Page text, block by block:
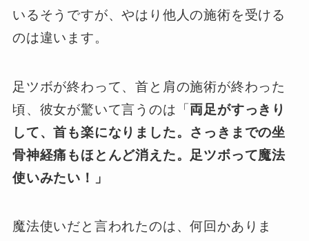
いるそうですが、やはり他人の施術を受ける
のは違います。
足ツボが終わって、首と肩の施術が終わった
頃、彼女が驚いて言うのは「両足がすっきり
して、首も楽になりました。 さっきまでの坐
骨神経痛もほとんど消えた。足ツボって魔法
使いみたい！」
魔法使いだと言われたのは、何回かありま